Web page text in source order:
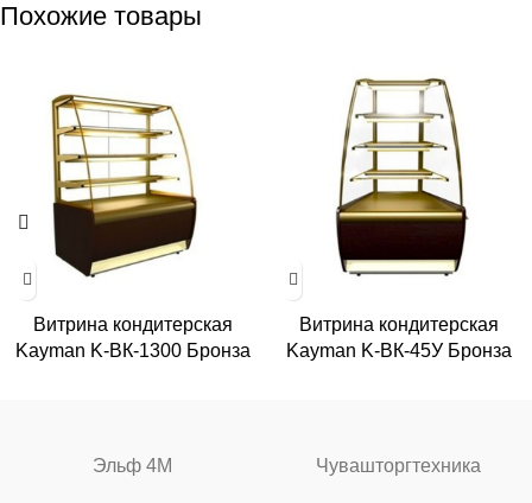
Похожие товары
Витрина кондитерская
Kayman K-ВК-1300 Бронза
Витрина кондитерская
Kayman K-ВК-45У Бронза
Эльф 4М Чувашторгтехника